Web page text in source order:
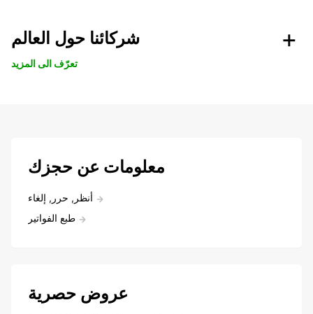
شركائنا حول العالم
تعرّف الى المزيد
معلومات عن حجزك
أنظر, حرر, إلغاء
طبع الفواتير
عروض حصرية